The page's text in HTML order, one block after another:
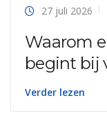
27 juli 2026
Waarom
begint bij
Verder lezen